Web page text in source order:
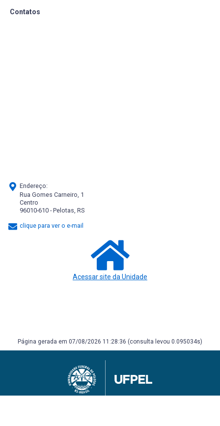
Contatos
Endereço:
Rua Gomes Carneiro, 1
Centro
96010-610 - Pelotas, RS
clique para ver o e-mail
Acessar site da Unidade
Página gerada em 07/08/2026 11:28:36 (consulta levou 0.095034s)